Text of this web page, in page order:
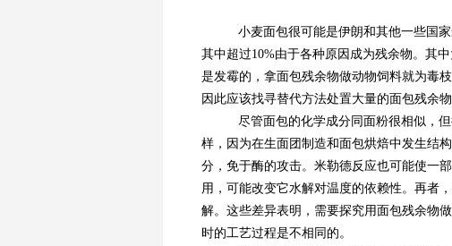
小麦面包很可能是伊朗和其他一些国家
其中超过10%由于各种原因成为残余物。其
是发霉的，拿面包残余物做动物饲料就为毒
因此应该找寻替代方法处置大量的面包残余物
尽管面包的化学成分同面粉很相似，
样，因为在生面团制造和面包烘焙中发生结
分，免于酶的攻击。米勒德反应也可能使一
用，可能改变它水解对温度的依赖性。再者
解。这些差异表明，需要探究用面包残余物
时的工艺过程是不相同的。